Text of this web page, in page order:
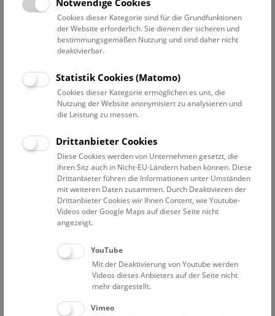
Datumsfilter
8.8.2024
Datum auswählen
Erweiterte Suche
Filter zurücksetzen
8. August 2024
Bisher keine Ergebnisse. Dienstags ist das NHM Wien
in der Regel geschlossen. Ausnahmen finden sie
Eine Nacht im Museum
Notwendige Cookies
Cookies dieser Kategorie sind für die Grundfunktionen
der Website erforderlich. Sie dienen der sicheren und
bestimmungsgemäßen Nutzung und sind daher nicht
deaktivierbar.
Statistik Cookies (Matomo)
Cookies dieser Kategorie ermöglichen es uns, die
Nutzung der Website anonymisiert zu analysieren und
die Leistung zu messen.
Drittanbieter Cookies
Diese Cookies werden von Unternehmen gesetzt, die
ihren Sitz auch in Nicht-EU-Ländern haben können. Diese
Drittanbieter führen die Informationen unter Umständen
mit weiteren Daten zusammen. Durch Deaktivieren der
Drittanbieter Cookies wir Ihnen Content, wie Youtube-
Videos oder Google Maps auf dieser Seite nicht
angezeigt.
YouTube
Mit der Deaktivierung von Youtube werden
Videos dieses Anbieters auf der Seite nicht
mehr dargestellt.
Vimeo